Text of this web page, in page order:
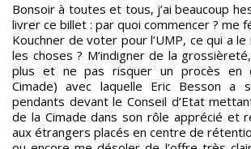
Bonsoir à toutes et tous, j’ai beaucoup
livrer ce billet : par quoi commencer ? me
Kouchner de voter pour l’UMP, ce qui a
les choses ? M’indigner de la
plus et ne pas risquer un procès en
Cimade) avec laquelle Eric Besson a
pendants devant le Conseil d’Etat
de la Cimade dans son rôle apprécié et
aux étrangers placés en centre de